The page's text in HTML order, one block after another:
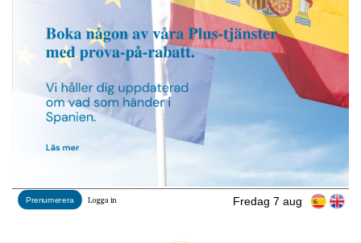
Fredag 7 aug
Prenumerera Logga in